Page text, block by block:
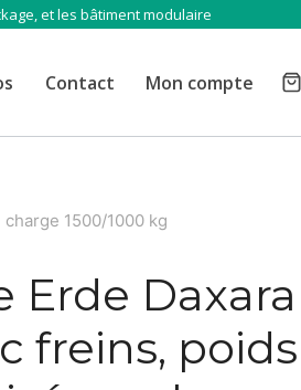
et les bâtiment modulaire
Contact Mon compte
1500/1000 kg
Erde Daxara
freins, poids